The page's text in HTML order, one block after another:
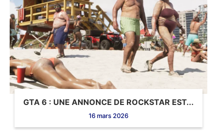
GTA 6 : UNE ANNONCE DE ROCKSTAR EST...
16 mars 2026